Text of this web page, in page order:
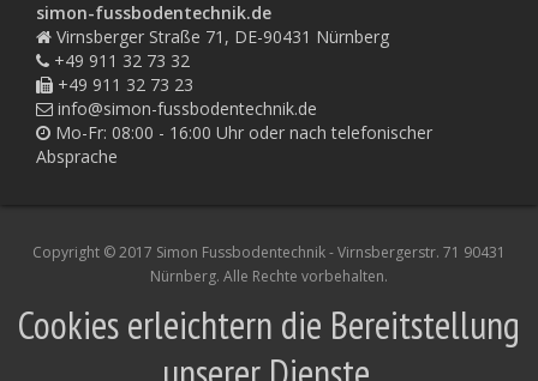
simon-fussbodentechnik.de
Virnsberger Straße 71, DE-90431 Nürnberg
+49 911 32 73 32
+49 911 32 73 23
info@simon-fussbodentechnik.de
Mo-Fr: 08:00 - 16:00 Uhr oder nach telefonischer
Absprache
Copyright © 2017 Simon Fussbodentechnik - Virnsbergerstr. 71 90431
Nürnberg. Alle Rechte vorbehalten.
Cookies erleichtern die Bereitstellung